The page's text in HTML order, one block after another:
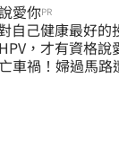
愛你PR
自己健康最好的
，才有資格說
車禍！婦過馬